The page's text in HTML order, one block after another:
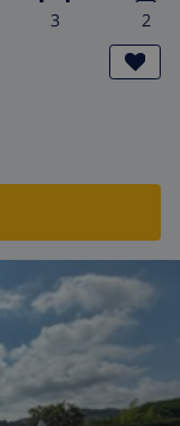
3 2